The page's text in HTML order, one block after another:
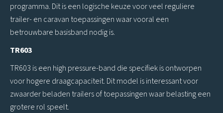
programma. Dit is een logische keuze voor veel reguliere
trailer- en caravan toepassingen waar vooral een
betrouwbare basisband nodig is.
TR603
TR603 is een high pressure-band die specifiek is ontworpen
voor hogere draagcapaciteit. Dit model is interessant voor
zwaarder beladen trailers of toepassingen waar belasting een
grotere rol speelt.